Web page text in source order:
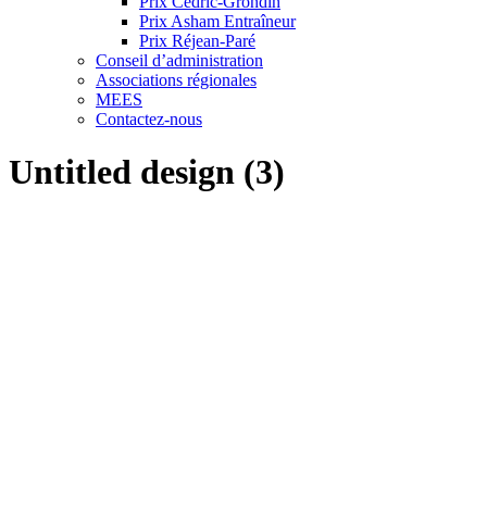
Prix Asham Entraîneur
Prix Réjean-Paré
Conseil d’administration
Associations régionales
MEES
Contactez-nous
Untitled design (3)